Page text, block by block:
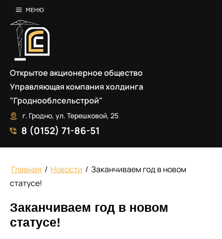
Открытое акционерное общество
Управляющая компания холдинга
"Гроднооблсельстрой"
г. Гродно, ул. Терешковой, 25
8 (0152) 71-86-51
Главная / Новости / Заканчиваем год в новом
статусе!
Заканчиваем год в новом
статусе!